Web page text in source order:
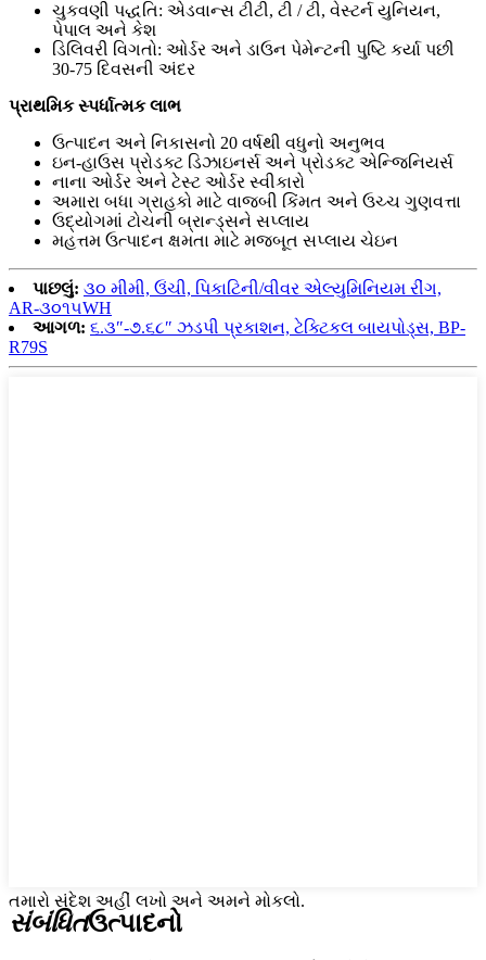
ચુકવણી પદ્ધતિ: એડવાન્સ ટીટી, ટી / ટી, વેસ્ટર્ન યુનિયન,
પેપાલ અને કેશ
ડિલિવરી વિગતો: ઓર્ડર અને ડાઉન પેમેન્ટની પુષ્ટિ કર્યા પછી
30-75 દિવસની અંદર
પ્રાથમિક સ્પર્ધાત્મક લાભ
ઉત્પાદન અને નિકાસનો 20 વર્ષથી વધુનો અનુભવ
ઇન-હાઉસ પ્રોડક્ટ ડિઝાઇનર્સ અને પ્રોડક્ટ એન્જિનિયર્સ
નાના ઓર્ડર અને ટેસ્ટ ઓર્ડર સ્વીકારો
અમારા બધા ગ્રાહકો માટે વાજબી કિંમત અને ઉચ્ચ ગુણવત્તા
ઉદ્યોગમાં ટોચની બ્રાન્ડ્સને સપ્લાય
મહત્તમ ઉત્પાદન ક્ષમતા માટે મજબૂત સપ્લાય ચેઇન
પાછલું: ૩૦ મીમી, ઉંચી, પિકાટિની/વીવર એલ્યુમિનિયમ રીંગ,
AR-૩૦૧૫WH
આગળ: ૬.૩″-૭.૬૮″ ઝડપી પ્રકાશન, ટેક્ટિકલ બાયપોડ્સ, BP-
R79S
તમારો સંદેશ અહીં લખો અને અમને મોકલો.
સંબંધિતઉત્પાદનો